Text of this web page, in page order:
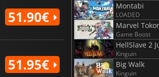
51.90€
51.95€
Montabi
LOADED
Marvel
Game Boost
HellSlave 2
Kinguin
Big Walk
Kinguin